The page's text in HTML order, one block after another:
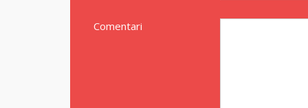
Comentari